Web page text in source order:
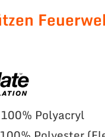
Polyacryl